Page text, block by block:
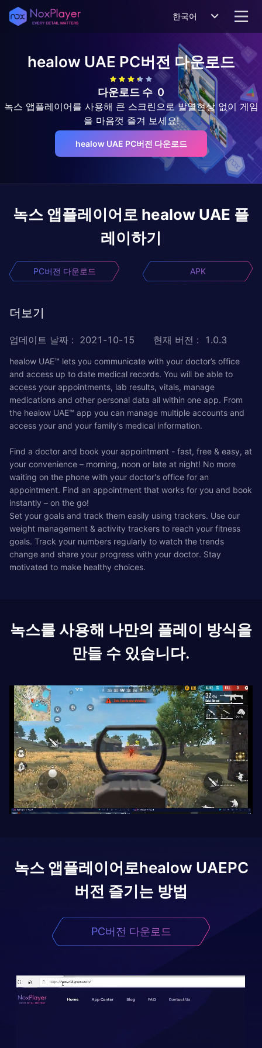
한국어
healow UAE PC버전 다운로드
다운로드 수 0
녹스 앱플레이어를 사용해 큰 스크린으로 발열현상 없이 게임
을 마음껏 즐겨 보세요!
healow UAE PC버전 다운로드
녹스 앱플레이어로 healow UAE 플
레이하기
PC버전 다운로드 APK
더보기
업데이트 날짜 : 2021-10-15 현재 버전 : 1.0.3
healow UAE™ lets you communicate with your doctor’s office
and access up to date medical records. You will be able to
access your appointments, lab results, vitals, manage
medications and other personal data all within one app. From
the healow UAE™ app you can manage multiple accounts and
access your and your family's medical information.
Find a doctor and book your appointment - fast, free & easy, at
your convenience – morning, noon or late at night! No more
waiting on the phone with your doctor's office for an
appointment. Find an appointment that works for you and book
instantly – on the go!
Set your goals and track them easily using trackers. Use our
weight management & activity trackers to reach your fitness
goals. Track your numbers regularly to watch the trends
change and share your progress with your doctor. Stay
motivated to make healthy choices.
녹스를 사용해 나만의 플레이 방식을
만들 수 있습니다.
녹스 앱플레이어로healow UAEPC
버전 즐기는 방법
PC버전 다운로드